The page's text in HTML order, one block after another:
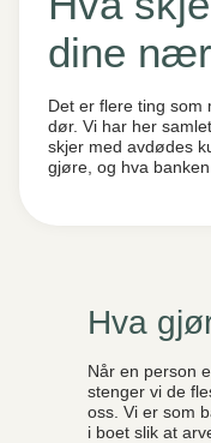
dine
Det er flere ting
dør. Vi har her
skjer med avdødes
gjøre, og hva
Hva
Når en person
stenger vi de
oss. Vi er som
i boet slik at